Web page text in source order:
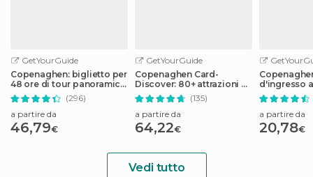
GetYourGuide
Copenaghen: biglietto per
48 ore di tour panoramico
in autobus, tour in barca
di 1 ora
(296)
a partire da
46,79€
GetYourGuide
Copenaghen Card-
Discover: 80+ attrazioni e
trasporti pubblici
(135)
a partire da
64,22€
d'ingresso
Tivoli
a partire da
20,78€
Vedi tutto